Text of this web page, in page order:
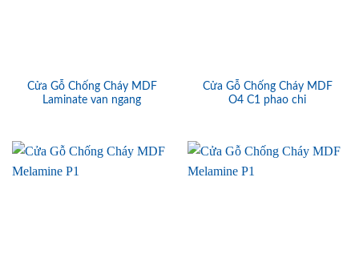
Cửa Gỗ Chống Cháy MDF
Laminate van ngang
Cửa Gỗ Chống Cháy MDF
O4 C1 phao chi